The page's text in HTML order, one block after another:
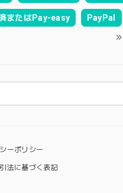
またはPay-easy PayPal
ーポリシー
法に基づく表記